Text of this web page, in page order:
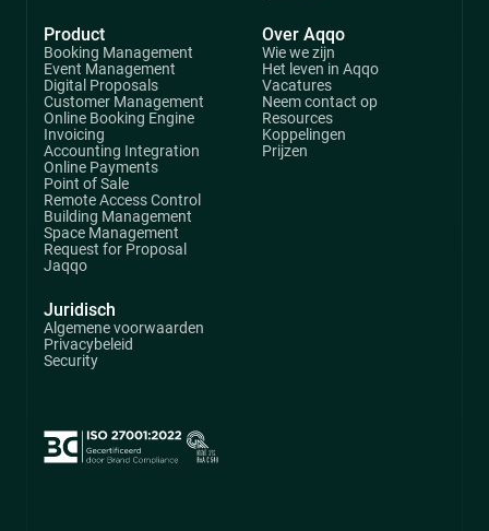
Product
Booking Management
Event Management
Digital Proposals
Customer Management
Online Booking Engine
Invoicing
Accounting Integration
Online Payments
Point of Sale
Remote Access Control
Building Management
Space Management
Request for Proposal
Jaqqo
Over Aqqo
Wie we zijn
Het leven in Aqqo
Vacatures
Neem contact op
Resources
Koppelingen
Prijzen
Juridisch
Algemene voorwaarden
Privacybeleid
Security